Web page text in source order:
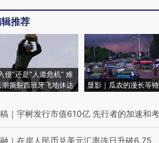
推荐
侵”还是“人道危机” 难
潮撕裂西班牙飞地休达
显影｜瓜农的漫长等待
｜ 宇树发行市值610亿 先行者的加速和
｜ 在岸人民币兑美元汇率连日升破6.75